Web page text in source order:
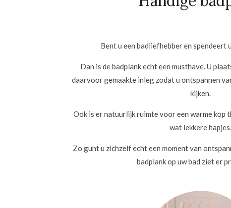
Bent u een badliefhebber en spendeert
Dan is de badplank echt een musthave. U
daarvoor gemaakte inleg zodat u ontspannen
kijken.
Ook is er natuurlijk ruimte voor een warme kop
wat lekkere hapjes.
Zo gunt u zichzelf echt een moment van
badplank op uw bad ziet er